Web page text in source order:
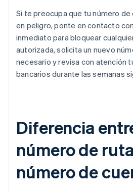
Si te preocupa que tu número
en peligro, ponte en contacto
inmediato para bloquear
autorizada, solicita un nuevo
necesario y revisa con atención
bancarios durante las semanas
Diferencia
número de
número de